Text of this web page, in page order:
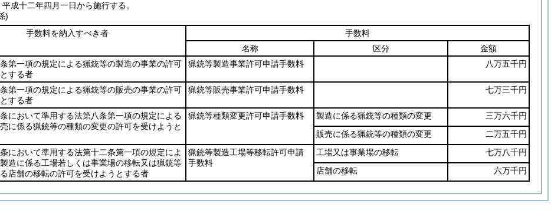
成十二年四月一日から施行する。
)
手数料を納入すべき者
手数料
名称
区分
金額
第一項の規定による猟銃等の製造の事業の許可
する者
猟銃等製造事業許可申請手数料 八万五千円
第一項の規定による猟銃等の販売の事業の許可
する者
猟銃等販売事業許可申請手数料 七万三千円
において準用する法第八条第一項の規定による
に係る猟銃等の種類の変更の許可を受けようと
猟銃等種類変更許可申請手数料 製造に係る猟銃等の種類の変更
三万六千円
販売に係る猟銃等の種類の変更
二万五千円
において準用する法第十二条第一項の規定によ
造に係る工場若しくは事業場の移転又は猟銃等
店舗の移転の許可を受けようとする者
猟銃等製造工場等移転許可申請
手数料
工場又は事業場の移転
七万八千円
店舗の移転
六万千円